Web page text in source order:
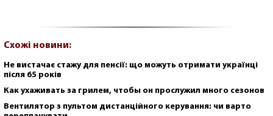
Схожі новини:
Не вистачає стажу для пенсії: що можуть отримати українці
після 65 років
Как ухаживать за грилем, чтобы он прослужил много сезонов
Вентилятор з пультом дистанційного керування: чи варто